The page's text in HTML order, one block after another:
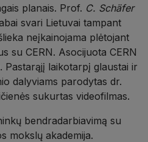
planais. Prof. C. Schäfer
svari Lietuvai tampant
neįkainojama plėtojant
su CERN. Asocijuota CERN
Pastarąjį laikotarpį glaustai ir
dalyviams parodytas dr.
sukurtas videofilmas.
bendradarbiavimą su
mokslų akademija.